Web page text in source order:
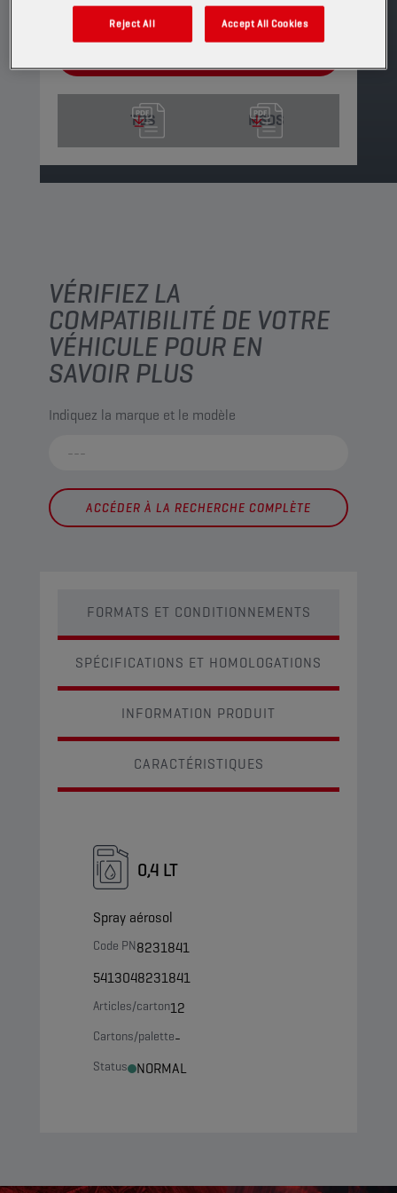
disponibles
TDS MSDS
VÉRIFIEZ LA
COMPATIBILITÉ DE VOTRE
VÉHICULE POUR EN
SAVOIR PLUS
Indiquez la marque et le modèle
ACCÉDER À LA RECHERCHE COMPLÈTE
FORMATS ET CONDITIONNEMENTS
SPÉCIFICATIONS ET HOMOLOGATIONS
INFORMATION PRODUIT
CARACTÉRISTIQUES
0,4 LT
Spray aérosol
Code PN8231841
5413048231841
Articles/carton12
Cartons/palette-
Status NORMAL
Reject All Accept All Cookies